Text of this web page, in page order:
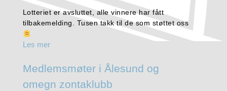
Lotteriet er avsluttet, alle vinnere har fått
tilbakemelding. Tusen takk til de som støttet oss
Les mer
Medlemsmøter i Ålesund og
omegn zontaklubb